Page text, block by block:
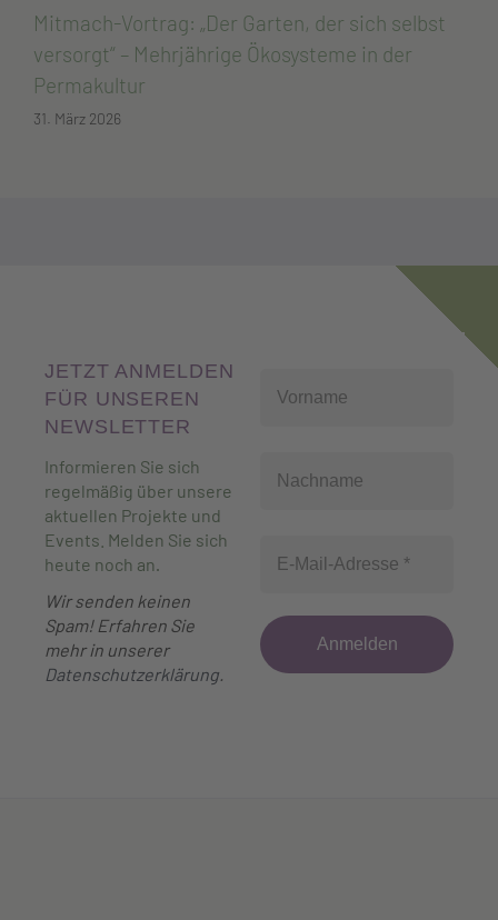
Mitmach-Vortrag: „Der Garten, der sich selbst
versorgt“ – Mehrjährige Ökosysteme in der
Permakultur
31. März 2026
JETZT ANMELDEN
FÜR UNSEREN
NEWSLETTER
Informieren Sie sich
regelmäßig über unsere
aktuellen Projekte und
Events. Melden Sie sich
heute noch an.
Wir senden keinen
Spam! Erfahren Sie
mehr in unserer
Datenschutzerklärung.